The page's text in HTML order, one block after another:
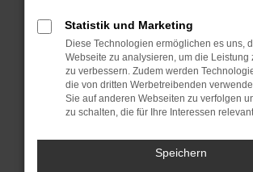
Manche Erweiterungen, wie
können das Laden bestimmter
verhindern. Funktioniert die Seite
anderen Browser oder in einem
Fenster?
Das kann manchmal helfen,
Probleme zu beheben.
Statistik und Marketing
Diese Technologien ermöglichen es uns,
Webseite zu analysieren, um die Leistung
zu verbessern. Zudem werden
die von dritten Werbetreibenden
Sie auf anderen Webseiten zu verfolgen
zu schalten, die für Ihre Interessen
Speichern